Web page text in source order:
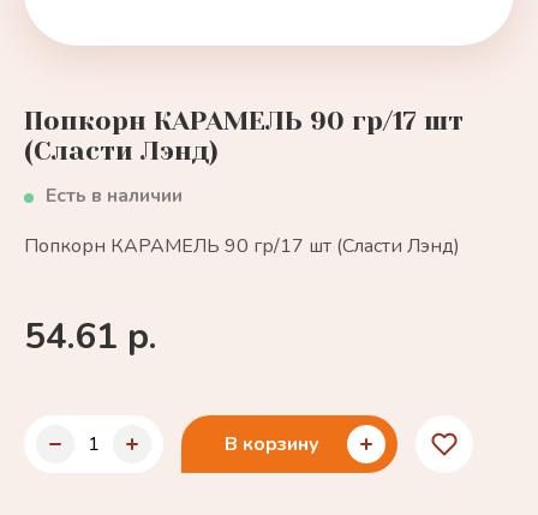
Попкорн КАРАМЕЛЬ 90 гр/17 шт
(Сласти Лэнд)
Есть в наличии
Попкорн КАРАМЕЛЬ 90 гр/17 шт (Сласти Лэнд)
54.61 р.
В корзину